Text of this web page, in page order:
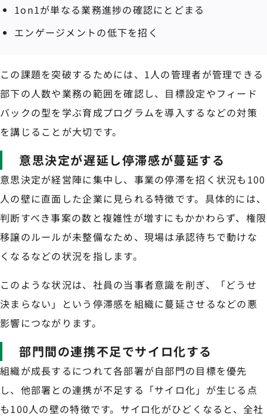
1on1が単なる業務進捗の確認にとどまる
エンゲージメントの低下を招く
この課題を突破するためには、1人の管理者が管理できる
部下の人数や業務の範囲を確認し、目標設定やフィード
バックの型を学ぶ育成プログラムを導入するなどの対策
を講じることが大切です。
意思決定が遅延し停滞感が蔓延する
意思決定が経営陣に集中し、事業の停滞を招く状況も100
人の壁に直面した企業に見られる特徴です。具体的には、
判断すべき事案の数と複雑性が増すにもかかわらず、権限
移譲のルールが未整備なため、現場は承認待ちで動けな
くなるなどの状況を指します。
このような状況は、社員の当事者意識を削ぎ、「どうせ
決まらない」という停滞感を組織に蔓延させるなどの悪
影響につながります。
部門間の連携不足でサイロ化する
組織が成長するにつれて各部署が自部門の目標を優先
し、他部署との連携が不足する「サイロ化」が生じる点
も100人の壁の特徴です。サイロ化がひどくなると、全社